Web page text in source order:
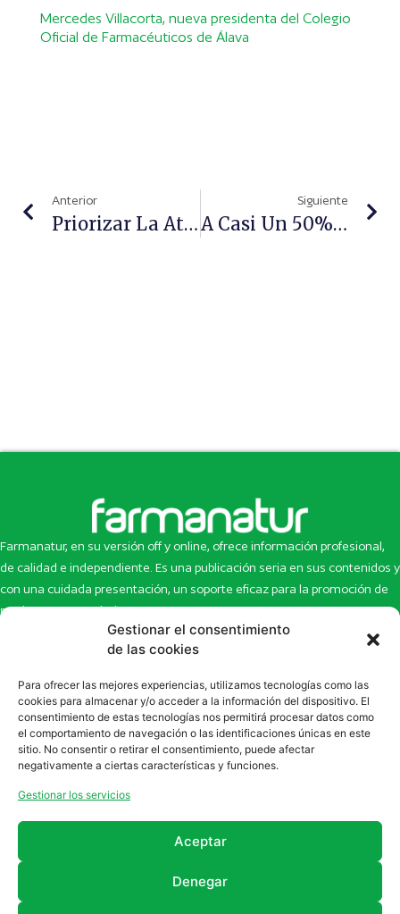
Gestionar el consentimiento
de las cookies
Para ofrecer las mejores experiencias, utilizamos tecnologías como las
cookies para almacenar y/o acceder a la información del dispositivo. El
consentimiento de estas tecnologías nos permitirá procesar datos como
el comportamiento de navegación o las identificaciones únicas en este
sitio. No consentir o retirar el consentimiento, puede afectar
negativamente a ciertas características y funciones.
Gestionar los servicios
Aceptar
Denegar
Mercedes Villacorta, nueva presidenta del Colegio
Oficial de Farmacéuticos de Álava
Anterior
Priorizar La Atención Materna De Calidad Para Prevenir La Mortalidad En Guatemala
Siguiente
A Casi Un 50% De Los Epilépticos La Enfermedad Le Ha Cambiado La Vida
Farmanatur, en su versión off y online, ofrece información profesional,
de calidad e independiente. Es una publicación seria en sus contenidos y
con una cuidada presentación, un soporte eficaz para la promoción de
productos y novedades.
Inicio
Newsletter
Eco Multimedia
Contacto
Artículos
Escaparate
Enlaces de interés
SUSCRÍBETE A NUESTRO NEWSLETTER
la sección deNewsletter